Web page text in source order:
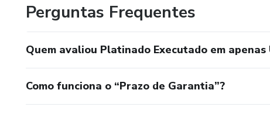
Perguntas Frequentes
Quem avaliou Platinado Executado em
Como funciona o “Prazo de Garantia”?